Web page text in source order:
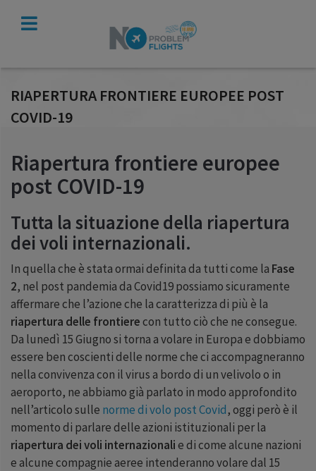
RIAPERTURA FRONTIERE EUROPEE POST
COVID-19
Riapertura frontiere europee
post COVID-19
Tutta la situazione della riapertura
dei voli internazionali.
In quella che è stata ormai definita da tutti come la Fase
2, nel post pandemia da Covid19 possiamo sicuramente
affermare che l’azione che la caratterizza di più è la
riapertura delle frontierecon tutto ciò che ne consegue.
Da lunedì 15 Giugno si torna a volare in Europa e dobbiamo
essere ben coscienti delle norme che ci accompagneranno
nella convivenza con il virus a bordo di un velivolo o in
aeroporto, ne abbiamo già parlato in modo approfondito
nell’articolo sulle norme di volo post Covid, oggi però è il
momento di parlare delle azioni istituzionali per la
riapertura dei voli internazionalie di come alcune nazioni
e alcune compagnie aeree intenderanno volare dal 15